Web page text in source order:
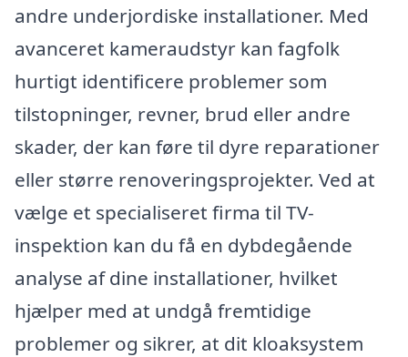
andre underjordiske installationer. Med
avanceret kameraudstyr kan fagfolk
hurtigt identificere problemer som
tilstopninger, revner, brud eller andre
skader, der kan føre til dyre reparationer
eller større renoveringsprojekter. Ved at
vælge et specialiseret firma til TV-
inspektion kan du få en dybdegående
analyse af dine installationer, hvilket
hjælper med at undgå fremtidige
problemer og sikrer, at dit kloaksystem